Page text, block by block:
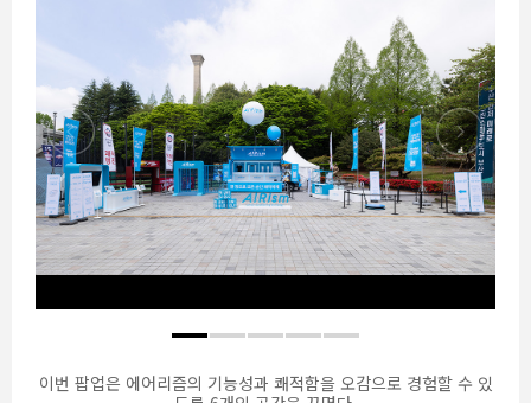
이번 팝업은 에어리즘의 기능성과 쾌적함을 오감으로 경험할 수 있